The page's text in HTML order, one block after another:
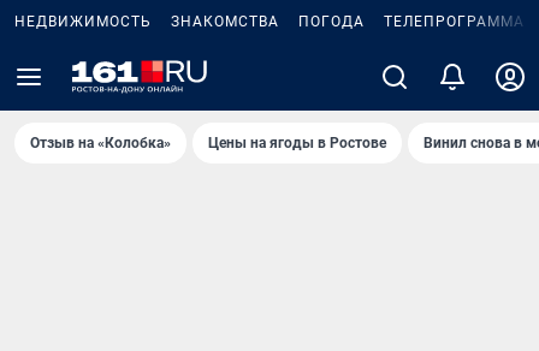
НЕДВИЖИМОСТЬ ЗНАКОМСТВА ПОГОДА ТЕЛЕПРОГРАММА
Отзыв на «Колобка» Цены на ягоды в Ростове Винил снова в